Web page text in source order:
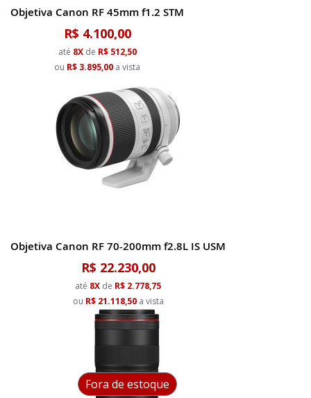
Objetiva Canon RF 45mm f1.2 STM
R$ 4.100,00
até 8Xde R$ 512,50
ou R$ 3.895,00 a vista
Objetiva Canon RF 70-200mm f2.8L IS USM
R$ 22.230,00
até 8X de R$ 2.778,75
ou R$ 21.118,50a vista
Fora de estoque